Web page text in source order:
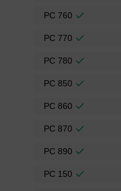
PC 760
PC 770
PC 780
PC 850
PC 860
PC 870
PC 890
PC 150